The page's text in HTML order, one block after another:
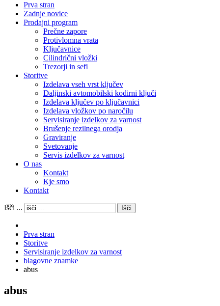
Prva stran
Zadnje novice
Prodajni program
Prečne zapore
Protivlomna vrata
Ključavnice
Cilindrični vložki
Trezorji in sefi
Storitve
Izdelava vseh vrst ključev
Daljinski avtomobilski kodirni ključi
Izdelava ključev po ključavnici
Izdelava vložkov po naročilu
Servisiranje izdelkov za varnost
Brušenje rezilnega orodja
Graviranje
Svetovanje
Servis izdelkov za varnost
O nas
Kontakt
Kje smo
Kontakt
Išči ... Išči
Prva stran
Storitve
Servisiranje izdelkov za varnost
blagovne znamke
abus
abus